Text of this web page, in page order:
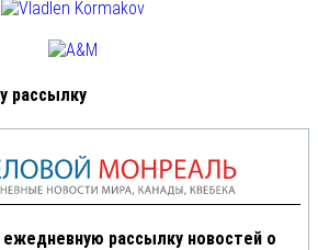
рассылку
рассылку новостей о